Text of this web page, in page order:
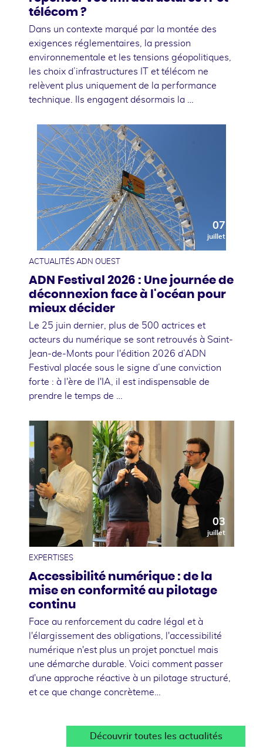
télécom ?
Dans un contexte marqué par la montée des
exigences réglementaires, la pression
environnementale et les tensions géopolitiques,
les choix d’infrastructures IT et télécom ne
relèvent plus uniquement de la performance
technique. Ils engagent désormais la …
07
juillet
ACTUALITÉS ADN OUEST
ADN Festival 2026 : Une journée de
déconnexion face à l'océan pour
mieux décider
Le 25 juin dernier, plus de 500 actrices et
acteurs du numérique se sont retrouvés à Saint-
Jean-de-Monts pour l'édition 2026 d’ADN
Festival placée sous le signe d’une conviction
forte : à l'ère de l'IA, il est indispensable de
prendre le temps de …
03
juillet
EXPERTISES
Accessibilité numérique : de la
mise en conformité au pilotage
continu
Face au renforcement du cadre légal et à
l'élargissement des obligations, l'accessibilité
numérique n'est plus un projet ponctuel mais
une démarche durable. Voici comment passer
d'une approche réactive à un pilotage structuré,
et ce que change concrèteme…
Découvrir toutes les actualités